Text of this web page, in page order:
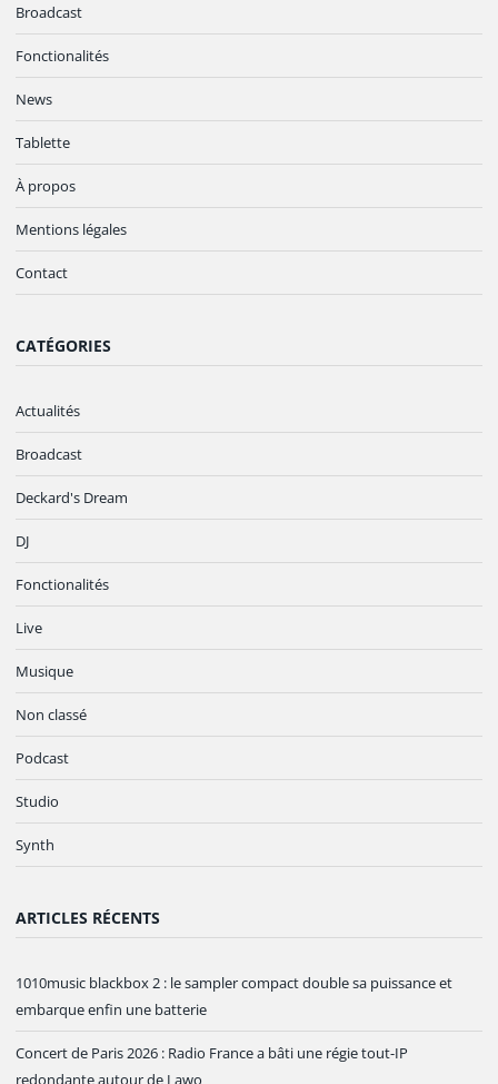
Broadcast
Fonctionalités
News
Tablette
À propos
Mentions légales
Contact
CATÉGORIES
Actualités
Broadcast
Deckard's Dream
DJ
Fonctionalités
Live
Musique
Non classé
Podcast
Studio
Synth
ARTICLES RÉCENTS
1010music blackbox 2 : le sampler compact double sa puissance et
embarque enfin une batterie
Concert de Paris 2026 : Radio France a bâti une régie tout-IP
redondante autour de Lawo